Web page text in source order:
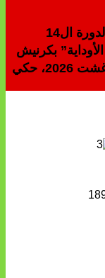
يفتتح الفنان الكبير فؤاد الزبادي فعاليات الدورة ال14
بكرنيش